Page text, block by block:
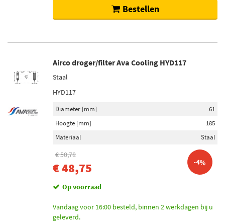
Bestellen
Airco droger/filter Ava Cooling HYD117
Staal
HYD117
Diameter [mm]
61
Hoogte [mm]
185
Materiaal
Staal
€ 50,78
€ 48,75 -4%
Op voorraad
Vandaag voor 16:00 besteld, binnen 2 werkdagen bij u
geleverd.